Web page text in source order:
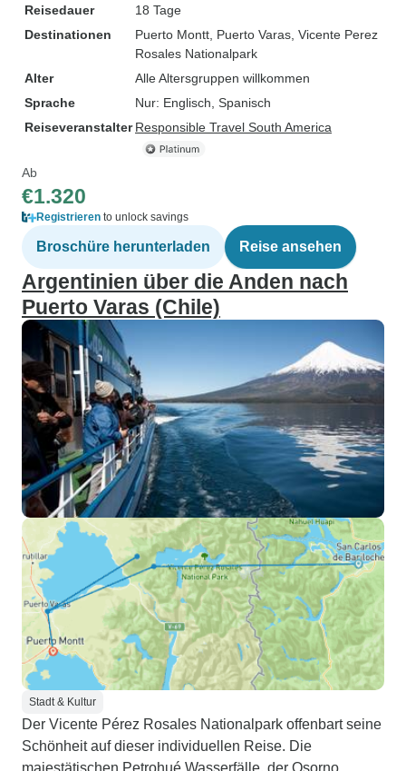
Reisedauer
18 Tage
Destinationen
Puerto Montt , Puerto Varas , Vicente Perez
Rosales Nationalpark
Alter
Alle Altersgruppen willkommen
Sprache
Nur: Englisch, Spanisch
Reiseveranstalter Responsible Travel South America
Ab
€1.320
Registrieren to unlock savings
Broschüre herunterladen Reise ansehen
Argentinien über die Anden nach
Puerto Varas (Chile)
Stadt & Kultur
Der Vicente Pérez Rosales Nationalpark offenbart seine
Schönheit auf dieser individuellen Reise. Die
majestätischen Petrohué Wasserfälle, der Osorno